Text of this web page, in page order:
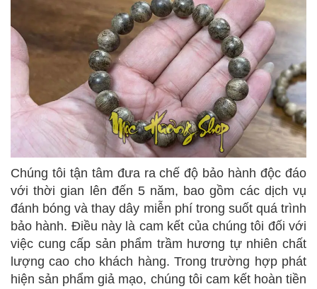
Chúng tôi tận tâm đưa ra chế độ bảo hành độc đáo
với thời gian lên đến 5 năm, bao gồm các dịch vụ
đánh bóng và thay dây miễn phí trong suốt quá trình
bảo hành. Điều này là cam kết của chúng tôi đối với
việc cung cấp sản phẩm trầm hương tự nhiên chất
lượng cao cho khách hàng. Trong trường hợp phát
hiện sản phẩm giả mạo, chúng tôi cam kết hoàn tiền